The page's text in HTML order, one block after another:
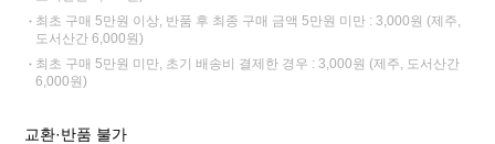
최초 구매 5만원 이상, 반품 후 최종 구매 금액 5만원 미만 : 3,000원 (제주,
도서산간 6,000원)
최초 구매 5만원 미만, 초기 배송비 결제한 경우 : 3,000원 (제주, 도서산간
6,000원)
교환·반품 불가